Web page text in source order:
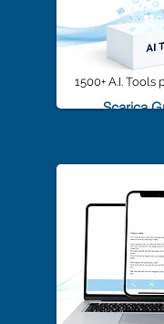
1500+ A.I. Tools
Scarica
TrascriviMeet